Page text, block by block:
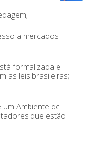
a mercados
formalizada e
as leis brasileiras;
Ambiente de
que estão